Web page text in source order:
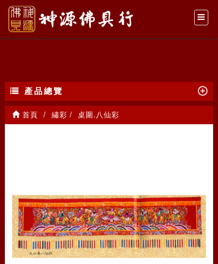
桌圍.八仙彩
產品總覽
首頁 繡彩 桌圍.八仙彩